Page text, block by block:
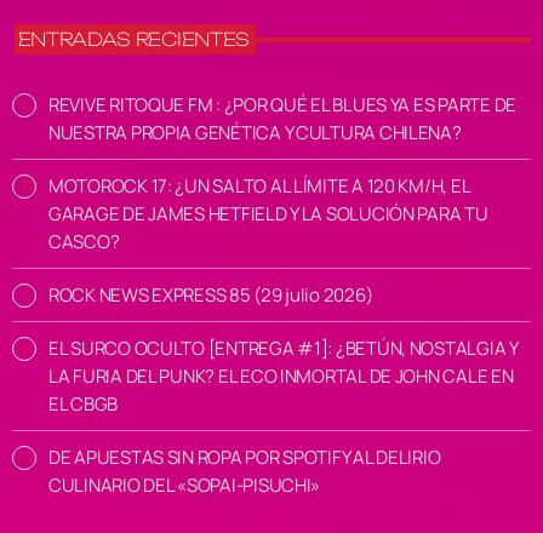
ENTRADAS RECIENTES
REVIVE RITOQUE FM : ¿POR QUÉ EL BLUES YA ES PARTE DE
NUESTRA PROPIA GENÉTICA Y CULTURA CHILENA?
MOTOROCK 17: ¿UN SALTO AL LÍMITE A 120 KM/H, EL
GARAGE DE JAMES HETFIELD Y LA SOLUCIÓN PARA TU
CASCO?
ROCK NEWS EXPRESS 85 (29 julio 2026)
EL SURCO OCULTO [ENTREGA #1]: ¿BETÚN, NOSTALGIA Y
LA FURIA DEL PUNK? EL ECO INMORTAL DE JOHN CALE EN
EL CBGB
DE APUESTAS SIN ROPA POR SPOTIFY AL DELIRIO
CULINARIO DEL «SOPAI-PISUCHI»